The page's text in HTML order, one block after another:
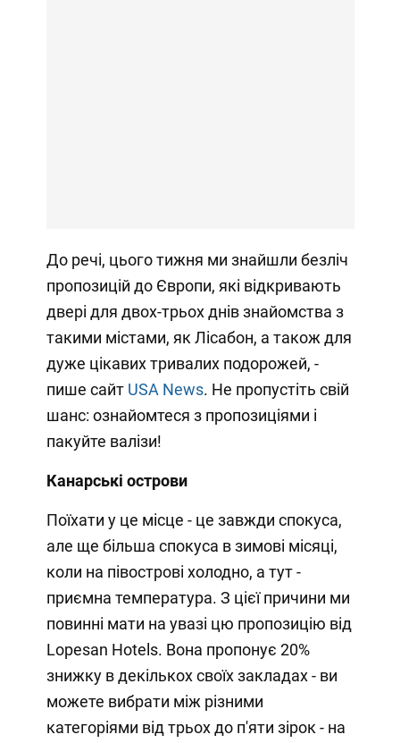
До речі, цього тижня ми знайшли безліч
пропозицій до Європи, які відкривають
двері для двох-трьох днів знайомства з
такими містами, як Лісабон, а також для
дуже цікавих тривалих подорожей, -
пише сайт USA News. Не пропустіть свій
шанс: ознайомтеся з пропозиціями і
пакуйте валізи!
Канарські острови
Поїхати у це місце - це завжди спокуса,
але ще більша спокуса в зимові місяці,
коли на півострові холодно, а тут -
приємна температура. З цієї причини ми
повинні мати на увазі цю пропозицію від
Lopesan Hotels. Вона пропонує 20%
знижку в декількох своїх закладах - ви
можете вибрати між різними
категоріями від трьох до п'яти зірок - на